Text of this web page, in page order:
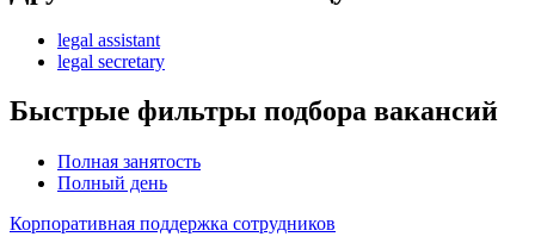
legal assistant
legal secretary
Быстрые фильтры подбора вакансий
Полная занятость
Полный день
Корпоративная поддержка сотрудников